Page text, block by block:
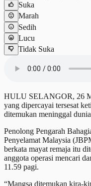
Suka
Marah
Sedih
Lucu
Tidak Suka
HULU SELANGOR, 26
yang dipercayai tersesat
ditemukan meninggal
Penolong Pengarah
Penyelamat Malaysia
berkata mayat remaja itu
anggota operasi mencari
11.59 pagi.
“Mangsa ditemukan kira-